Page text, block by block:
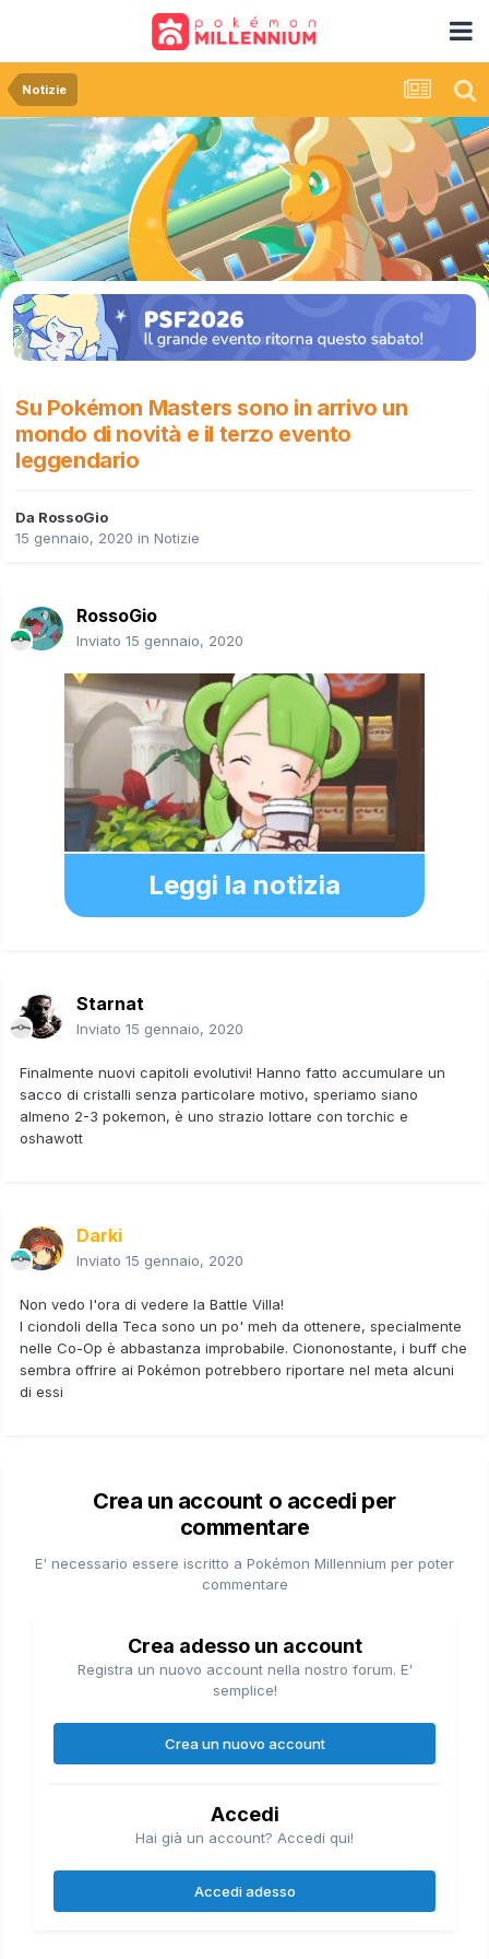
Notizie
Su Pokémon Masters sono in arrivo un
mondo di novità e il terzo evento
leggendario
Da RossoGio
15 gennaio, 2020 in Notizie
RossoGio
Inviato 15 gennaio, 2020
Leggi la notizia
Starnat
Inviato 15 gennaio, 2020
Finalmente nuovi capitoli evolutivi! Hanno fatto accumulare un
sacco di cristalli senza particolare motivo, speriamo siano
almeno 2-3 pokemon, è uno strazio lottare con torchic e
oshawott
Darki
Inviato 15 gennaio, 2020
Non vedo l'ora di vedere la Battle Villa!
I ciondoli della Teca sono un po' meh da ottenere, specialmente
nelle Co-Op è abbastanza improbabile. Ciononostante, i buff che
sembra offrire ai Pokémon potrebbero riportare nel meta alcuni
di essi
Crea un account o accedi per
commentare
E' necessario essere iscritto a Pokémon Millennium per poter
commentare
Crea adesso un account
Registra un nuovo account nella nostro forum. E'
semplice!
Crea un nuovo account
Accedi
Hai già un account? Accedi qui!
Accedi adesso